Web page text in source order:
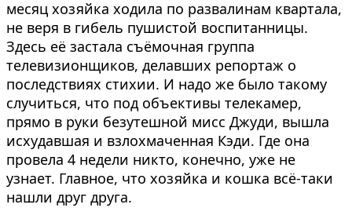
месяц хозяйка ходила по развалинам квартала,
не веря в гибель пушистой воспитанницы.
Здесь её застала съёмочная группа
телевизионщиков, делавших репортаж о
последствиях стихии. И надо же было такому
случиться, что под объективы телекамер,
прямо в руки безутешной мисс Джуди, вышла
исхудавшая и взлохмаченная Кэди. Где она
провела 4 недели никто, конечно, уже не
узнает. Главное, что хозяйка и кошка всё-таки
нашли друг друга.